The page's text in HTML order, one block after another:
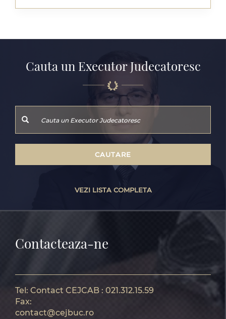
Cauta un Executor Judecatoresc
CAUTARE
VEZI LISTA COMPLETA
Contacteaza-ne
Tel: Contact CEJCAB : 021.312.15.59
Fax:
contact@cejbuc.ro